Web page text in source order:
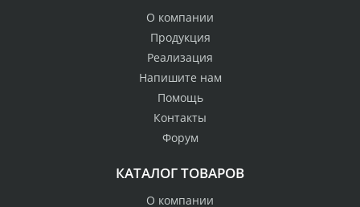
О компании
Продукция
Реализация
Напишите нам
Помощь
Контакты
Форум
КАТАЛОГ ТОВАРОВ
О компании